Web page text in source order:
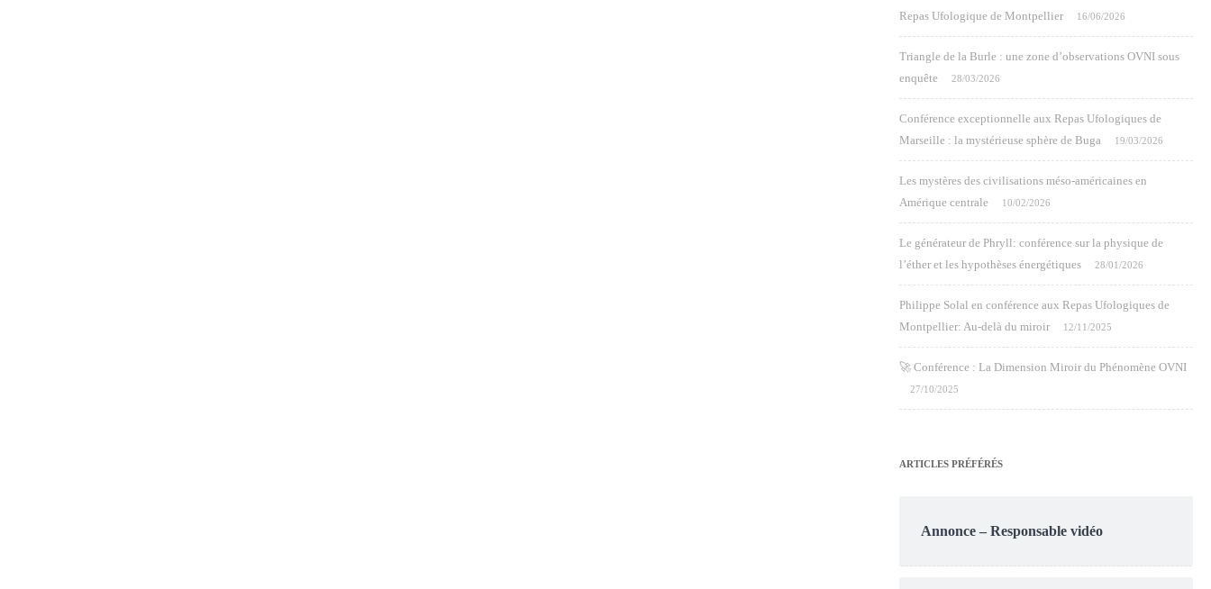
Repas Ufologique de Montpellier 16/06/2026
Triangle de la Burle : une zone d’observations OVNI sous
enquête
28/03/2026
Conférence exceptionnelle aux Repas Ufologiques de
Marseille : la mystérieuse sphère de Buga
19/03/2026
Les mystères des civilisations méso-américaines en
Amérique centrale
10/02/2026
Le générateur de Phryll: conférence sur la physique de
l’éther et les hypothèses énergétiques
28/01/2026
Philippe Solal en conférence aux Repas Ufologiques de
Montpellier: Au-delà du miroir
12/11/2025
🚀 Conférence : La Dimension Miroir du Phénomène OVNI
27/10/2025
ARTICLES PRÉFÉRÉS
Annonce – Responsable vidéo